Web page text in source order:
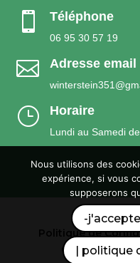
 Téléphone
06 95 30 57 19
 Adresse email
} Horaire
Lundi au Samedi
Politique de
Création Site
Nous utilisons des
expérience, si vous
supposerons
-
| politique